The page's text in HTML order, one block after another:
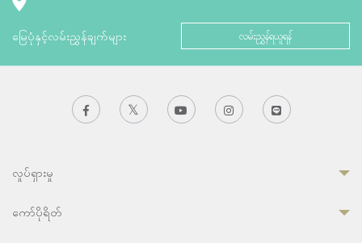
မြေပုံနှင့်လမ်းညွှန်ချက်များ လမ်းညွှန်ရယူရန်
လှုပ်ရှားမှု
ကော်ပိုရိတ်